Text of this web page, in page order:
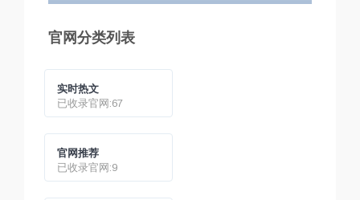
被牢牢封锁。据美媒4日
称与亚速钢铁厂内乌军
官网分类列表
实时热文
已收录官网:67
官网推荐
已收录官网:9